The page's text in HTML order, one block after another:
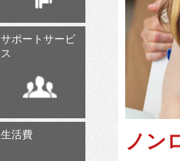
サポートサービ
ス
生活費 ノン